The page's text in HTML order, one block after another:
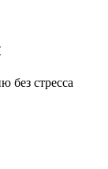
без стресса